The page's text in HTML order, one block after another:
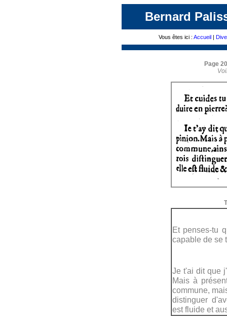
Bernard
Vous êtes ici : Accueil |
Page
Et penses-tu
capable de se
Je t'ai dit que
Mais à
commune,
distinguer
est fluide et